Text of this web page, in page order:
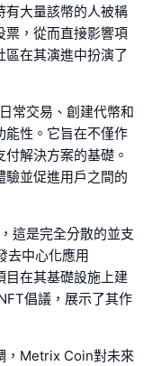
有大量該幣的人被稱
票，從而直接影響項
區在其演進中扮演了
常交易、創建代幣和
能性。它旨在不僅作
解決方案的基礎。
驗並促進用戶之間的
這是完全分散的並支
去中心化應用
目在其基礎設施上建
倡議，展示了其作
，Metrix Coin對未來